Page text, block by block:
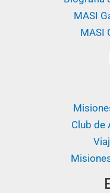
MASI
MASI
Club de